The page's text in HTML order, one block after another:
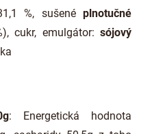
%, sušenéplnotučné
cukr, emulgátor: sójový
: Energetická hodnota